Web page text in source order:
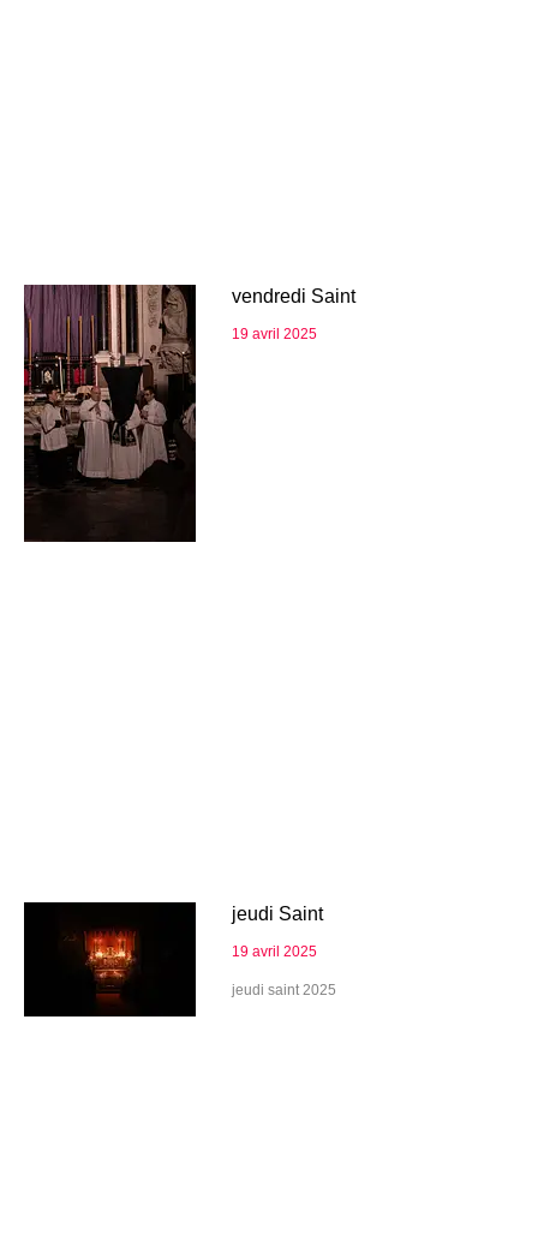
vendredi Saint
19 avril 2025
jeudi Saint
19 avril 2025
jeudi saint 2025